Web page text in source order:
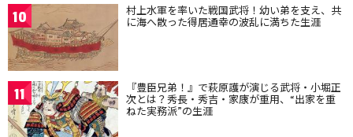
10 村上水軍を率いた戦国武将！幼い弟を支え、共
に海へ散った得居通幸の波乱に満ちた生涯
11 『豊臣兄弟！』で萩原護が演じる武将・小堀正
次とは？秀長・秀吉・家康が重用、“出家を重
ねた実務派”の生涯